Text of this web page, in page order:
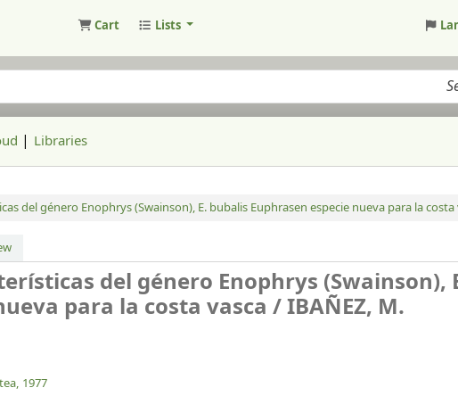
Cart Lists
Libraries
del género Enophrys (Swainson), E. bubalis Euphrasen especie nueva para la costa
del género Enophrys (Swainson),
para la costa vasca /IBAÑEZ, M.
1977